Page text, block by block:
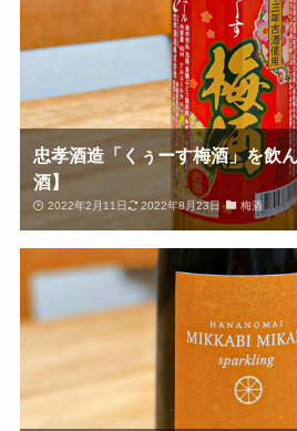
忠孝酒造「くぅーす梅酒」を飲
酒】
2022年2月11日 2022年8月23日 梅酒